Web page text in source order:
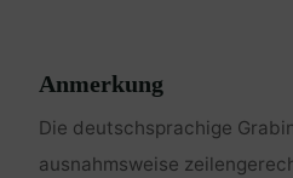
Anmerkung
Die deutschsprachige
ausnahmsweise